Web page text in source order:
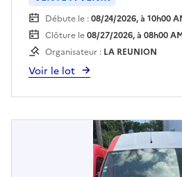
Enlèvement sur plateau à la
l'acquéreur et sur rendez
Débute le :08/24/2026, à 10h00
Clôture le08/27/2026, à 08h00
Organisateur : LA REUNION
Voir le lot